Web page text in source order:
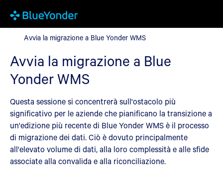
Avvia la migrazione a Blue Yonder WMS
Avvia la migrazione a Blue Yonder WMS
Avvia la migrazione a Blue
Yonder WMS
Questa sessione si concentrerà sull'ostacolo più
significativo per le aziende che pianificano la transizione a
un'edizione più recente di Blue Yonder WMS è il processo
di migrazione dei dati. Ciò è dovuto principalmente
all'elevato volume di dati, alla loro complessità e alle sfide
associate alla convalida e alla riconciliazione.